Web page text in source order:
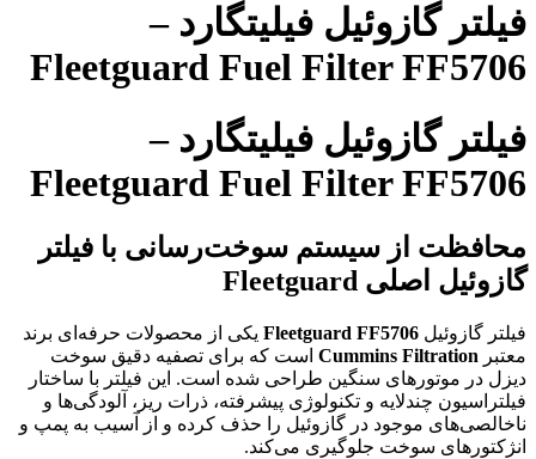
فیلتر گازوئیل فیلیتگارد –
Fleetguard Fuel Filter FF5706
فیلتر گازوئیل فیلیتگارد –
Fleetguard Fuel Filter FF5706
محافظت از سیستم سوخت‌رسانی با فیلتر
گازوئیل اصلی Fleetguard
فیلتر گازوئیل Fleetguard FF5706 یکی از محصولات حرفه‌ای برند
معتبر Cummins Filtration است که برای تصفیه دقیق سوخت
دیزل در موتورهای سنگین طراحی شده است. این فیلتر با ساختار
فیلتراسیون چندلایه و تکنولوژی پیشرفته، ذرات ریز، آلودگی‌ها و
ناخالصی‌های موجود در گازوئیل را حذف کرده و از آسیب به پمپ و
انژکتورهای سوخت جلوگیری می‌کند.